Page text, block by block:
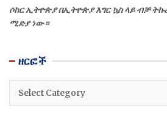
ሶከር ኢትዮጵያ በኢትዮጵያ እግር ኳስ ላይ ብቻ
ሚድያ ነው።
ዘርፎች
ዘርፎች